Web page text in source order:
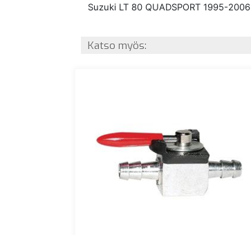
Suzuki LT 80 QUADSPORT 1995-2006
Katso myös: